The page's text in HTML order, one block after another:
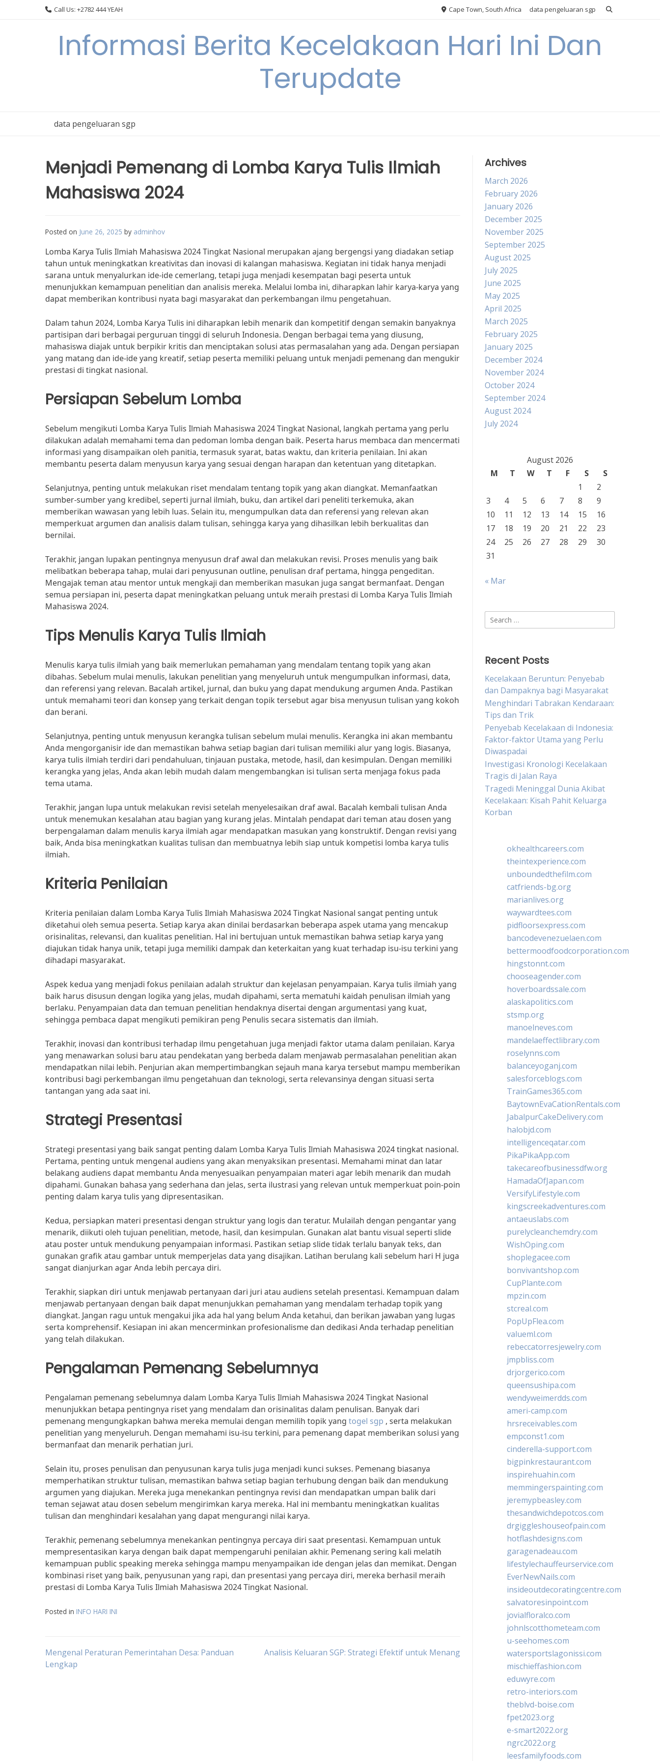
Call Us: +2782 444 YEAH Cape Town, South Africa data pengeluaran sgp
Informasi Berita Kecelakaan Hari Ini Dan
Terupdate
data pengeluaran sgp
Menjadi Pemenang di Lomba Karya Tulis Ilmiah
Mahasiswa 2024
Posted on June 26, 2025 by adminhov
Lomba Karya Tulis Ilmiah Mahasiswa 2024 Tingkat Nasional merupakan ajang bergengsi yang diadakan setiap
tahun untuk meningkatkan kreativitas dan inovasi di kalangan mahasiswa. Kegiatan ini tidak hanya menjadi
sarana untuk menyalurkan ide-ide cemerlang, tetapi juga menjadi kesempatan bagi peserta untuk
menunjukkan kemampuan penelitian dan analisis mereka. Melalui lomba ini, diharapkan lahir karya-karya yang
dapat memberikan kontribusi nyata bagi masyarakat dan perkembangan ilmu pengetahuan.
Dalam tahun 2024, Lomba Karya Tulis ini diharapkan lebih menarik dan kompetitif dengan semakin banyaknya
partisipan dari berbagai perguruan tinggi di seluruh Indonesia. Dengan berbagai tema yang diusung,
mahasiswa diajak untuk berpikir kritis dan menciptakan solusi atas permasalahan yang ada. Dengan persiapan
yang matang dan ide-ide yang kreatif, setiap peserta memiliki peluang untuk menjadi pemenang dan mengukir
prestasi di tingkat nasional.
Persiapan Sebelum Lomba
Sebelum mengikuti Lomba Karya Tulis Ilmiah Mahasiswa 2024 Tingkat Nasional, langkah pertama yang perlu
dilakukan adalah memahami tema dan pedoman lomba dengan baik. Peserta harus membaca dan mencermati
informasi yang disampaikan oleh panitia, termasuk syarat, batas waktu, dan kriteria penilaian. Ini akan
membantu peserta dalam menyusun karya yang sesuai dengan harapan dan ketentuan yang ditetapkan.
Selanjutnya, penting untuk melakukan riset mendalam tentang topik yang akan diangkat. Memanfaatkan
sumber-sumber yang kredibel, seperti jurnal ilmiah, buku, dan artikel dari peneliti terkemuka, akan
memberikan wawasan yang lebih luas. Selain itu, mengumpulkan data dan referensi yang relevan akan
memperkuat argumen dan analisis dalam tulisan, sehingga karya yang dihasilkan lebih berkualitas dan
bernilai.
Terakhir, jangan lupakan pentingnya menyusun draf awal dan melakukan revisi. Proses menulis yang baik
melibatkan beberapa tahap, mulai dari penyusunan outline, penulisan draf pertama, hingga pengeditan.
Mengajak teman atau mentor untuk mengkaji dan memberikan masukan juga sangat bermanfaat. Dengan
semua persiapan ini, peserta dapat meningkatkan peluang untuk meraih prestasi di Lomba Karya Tulis Ilmiah
Mahasiswa 2024.
Tips Menulis Karya Tulis Ilmiah
Menulis karya tulis ilmiah yang baik memerlukan pemahaman yang mendalam tentang topik yang akan
dibahas. Sebelum mulai menulis, lakukan penelitian yang menyeluruh untuk mengumpulkan informasi, data,
dan referensi yang relevan. Bacalah artikel, jurnal, dan buku yang dapat mendukung argumen Anda. Pastikan
untuk memahami teori dan konsep yang terkait dengan topik tersebut agar bisa menyusun tulisan yang kokoh
dan berani.
Selanjutnya, penting untuk menyusun kerangka tulisan sebelum mulai menulis. Kerangka ini akan membantu
Anda mengorganisir ide dan memastikan bahwa setiap bagian dari tulisan memiliki alur yang logis. Biasanya,
karya tulis ilmiah terdiri dari pendahuluan, tinjauan pustaka, metode, hasil, dan kesimpulan. Dengan memiliki
kerangka yang jelas, Anda akan lebih mudah dalam mengembangkan isi tulisan serta menjaga fokus pada
tema utama.
Terakhir, jangan lupa untuk melakukan revisi setelah menyelesaikan draf awal. Bacalah kembali tulisan Anda
untuk menemukan kesalahan atau bagian yang kurang jelas. Mintalah pendapat dari teman atau dosen yang
berpengalaman dalam menulis karya ilmiah agar mendapatkan masukan yang konstruktif. Dengan revisi yang
baik, Anda bisa meningkatkan kualitas tulisan dan membuatnya lebih siap untuk kompetisi lomba karya tulis
ilmiah.
Kriteria Penilaian
Kriteria penilaian dalam Lomba Karya Tulis Ilmiah Mahasiswa 2024 Tingkat Nasional sangat penting untuk
diketahui oleh semua peserta. Setiap karya akan dinilai berdasarkan beberapa aspek utama yang mencakup
orisinalitas, relevansi, dan kualitas penelitian. Hal ini bertujuan untuk memastikan bahwa setiap karya yang
diajukan tidak hanya unik, tetapi juga memiliki dampak dan keterkaitan yang kuat terhadap isu-isu terkini yang
dihadapi masyarakat.
Aspek kedua yang menjadi fokus penilaian adalah struktur dan kejelasan penyampaian. Karya tulis ilmiah yang
baik harus disusun dengan logika yang jelas, mudah dipahami, serta mematuhi kaidah penulisan ilmiah yang
berlaku. Penyampaian data dan temuan penelitian hendaknya disertai dengan argumentasi yang kuat,
sehingga pembaca dapat mengikuti pemikiran peng Penulis secara sistematis dan ilmiah.
Terakhir, inovasi dan kontribusi terhadap ilmu pengetahuan juga menjadi faktor utama dalam penilaian. Karya
yang menawarkan solusi baru atau pendekatan yang berbeda dalam menjawab permasalahan penelitian akan
mendapatkan nilai lebih. Penjurian akan mempertimbangkan sejauh mana karya tersebut mampu memberikan
kontribusi bagi perkembangan ilmu pengetahuan dan teknologi, serta relevansinya dengan situasi serta
tantangan yang ada saat ini.
Strategi Presentasi
Strategi presentasi yang baik sangat penting dalam Lomba Karya Tulis Ilmiah Mahasiswa 2024 tingkat nasional.
Pertama, penting untuk mengenal audiens yang akan menyaksikan presentasi. Memahami minat dan latar
belakang audiens dapat membantu Anda menyesuaikan penyampaian materi agar lebih menarik dan mudah
dipahami. Gunakan bahasa yang sederhana dan jelas, serta ilustrasi yang relevan untuk memperkuat poin-poin
penting dalam karya tulis yang dipresentasikan.
Kedua, persiapkan materi presentasi dengan struktur yang logis dan teratur. Mulailah dengan pengantar yang
menarik, diikuti oleh tujuan penelitian, metode, hasil, dan kesimpulan. Gunakan alat bantu visual seperti slide
atau poster untuk mendukung penyampaian informasi. Pastikan setiap slide tidak terlalu banyak teks, dan
gunakan grafik atau gambar untuk memperjelas data yang disajikan. Latihan berulang kali sebelum hari H juga
sangat dianjurkan agar Anda lebih percaya diri.
Terakhir, siapkan diri untuk menjawab pertanyaan dari juri atau audiens setelah presentasi. Kemampuan dalam
menjawab pertanyaan dengan baik dapat menunjukkan pemahaman yang mendalam terhadap topik yang
diangkat. Jangan ragu untuk mengakui jika ada hal yang belum Anda ketahui, dan berikan jawaban yang lugas
serta komprehensif. Kesiapan ini akan mencerminkan profesionalisme dan dedikasi Anda terhadap penelitian
yang telah dilakukan.
Pengalaman Pemenang Sebelumnya
Pengalaman pemenang sebelumnya dalam Lomba Karya Tulis Ilmiah Mahasiswa 2024 Tingkat Nasional
menunjukkan betapa pentingnya riset yang mendalam dan orisinalitas dalam penulisan. Banyak dari
pemenang mengungkapkan bahwa mereka memulai dengan memilih topik yang togel sgp , serta melakukan
penelitian yang menyeluruh. Dengan memahami isu-isu terkini, para pemenang dapat memberikan solusi yang
bermanfaat dan menarik perhatian juri.
Selain itu, proses penulisan dan penyusunan karya tulis juga menjadi kunci sukses. Pemenang biasanya
memperhatikan struktur tulisan, memastikan bahwa setiap bagian terhubung dengan baik dan mendukung
argumen yang diajukan. Mereka juga menekankan pentingnya revisi dan mendapatkan umpan balik dari
teman sejawat atau dosen sebelum mengirimkan karya mereka. Hal ini membantu meningkatkan kualitas
tulisan dan menghindari kesalahan yang dapat mengurangi nilai karya.
Terakhir, pemenang sebelumnya menekankan pentingnya percaya diri saat presentasi. Kemampuan untuk
mempresentasikan karya dengan baik dapat mempengaruhi penilaian akhir. Pemenang sering kali melatih
kemampuan public speaking mereka sehingga mampu menyampaikan ide dengan jelas dan memikat. Dengan
kombinasi riset yang baik, penyusunan yang rapi, dan presentasi yang percaya diri, mereka berhasil meraih
prestasi di Lomba Karya Tulis Ilmiah Mahasiswa 2024 Tingkat Nasional.
Posted in INFO HARI INI
Post
Mengenal Peraturan Pemerintahan Desa: Panduan
Lengkap
Analisis Keluaran SGP: Strategi Efektif untuk Menang
Archives
March 2026
February 2026
January 2026
December 2025
November 2025
September 2025
August 2025
July 2025
June 2025
May 2025
April 2025
March 2025
February 2025
January 2025
December 2024
November 2024
October 2024
September 2024
August 2024
July 2024
August 2026
M
T W T F S
S
1
2
3
4 5 6 7 8
9
10
11 12 13 14 15
16
17
18 19 20 21 22
23
24
25 26 27 28 29
30
31
« Mar
Search
for:
Recent Posts
Kecelakaan Beruntun: Penyebab
dan Dampaknya bagi Masyarakat
Menghindari Tabrakan Kendaraan:
Tips dan Trik
Penyebab Kecelakaan di Indonesia:
Faktor-faktor Utama yang Perlu
Diwaspadai
Investigasi Kronologi Kecelakaan
Tragis di Jalan Raya
Tragedi Meninggal Dunia Akibat
Kecelakaan: Kisah Pahit Keluarga
Korban
okhealthcareers.com
theintexperience.com
unboundedthefilm.com
catfriends-bg.org
marianlives.org
waywardtees.com
pidfloorsexpress.com
bancodevenezuelaen.com
bettermoodfoodcorporation.com
hingstonnt.com
chooseagender.com
hoverboardssale.com
alaskapolitics.com
stsmp.org
manoelneves.com
mandelaeffectlibrary.com
roselynns.com
balanceyoganj.com
salesforceblogs.com
TrainGames365.com
BaytownEvaCationRentals.com
JabalpurCakeDelivery.com
halobjd.com
intelligenceqatar.com
PikaPikaApp.com
takecareofbusinessdfw.org
HamadaOfJapan.com
VersifyLifestyle.com
kingscreekadventures.com
antaeuslabs.com
purelycleanchemdry.com
WishOping.com
shoplegacee.com
bonvivantshop.com
CupPlante.com
mpzin.com
stcreal.com
PopUpFlea.com
valueml.com
rebeccatorresjewelry.com
jmpbliss.com
drjorgerico.com
queensushipa.com
wendyweimerdds.com
ameri-camp.com
hrsreceivables.com
empconst1.com
cinderella-support.com
bigpinkrestaurant.com
inspirehuahin.com
memmingerspainting.com
jeremypbeasley.com
thesandwichdepotcos.com
drgiggleshouseofpain.com
hotflashdesigns.com
garagenadeau.com
lifestylechauffeurservice.com
EverNewNails.com
insideoutdecoratingcentre.com
salvatoresinpoint.com
jovialfloralco.com
johnlscotthometeam.com
u-seehomes.com
watersportslagonissi.com
mischieffashion.com
eduwyre.com
retro-interiors.com
theblvd-boise.com
fpet2023.org
e-smart2022.org
ngrc2022.org
leesfamilyfoods.com